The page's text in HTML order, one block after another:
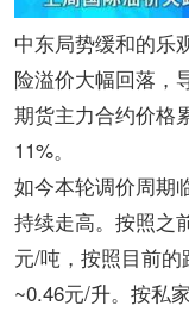
中东局势缓和的乐
险溢价大幅回落，
期货主力合约价格
11%。
如今本轮调价周期
持续走高。按照之
元/吨，按照目前
~0.46元/升。按私